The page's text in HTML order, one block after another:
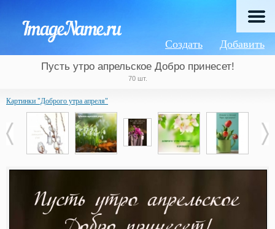
Добавить
Создать
Пусть утро апрельское Добро принесет!
70 шт.
Картинки "Доброго утра апреля"